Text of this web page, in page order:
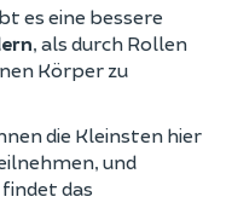
es eine bessere
, als durch Rollen
Körper zu
die Kleinsten hier
und
das